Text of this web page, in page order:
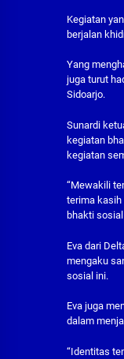
Kegiatan
berjalan
Yang
juga turut
Sidoarjo.
Sunardi
kegiatan
kegiatan
“Mewakili
terima kasih
bhakti
Eva dari
mengaku
sosial ini.
Eva juga
dalam
“Identitas